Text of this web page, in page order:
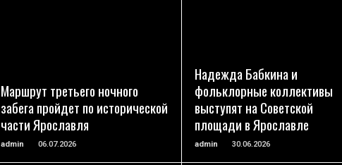
Маршрут третьего ночного
забега пройдет по исторической
части Ярославля
admin 06.07.2026
Надежда Бабкина и
фольклорные коллективы
выступят на Советской
площади в Ярославле
admin 30.06.2026